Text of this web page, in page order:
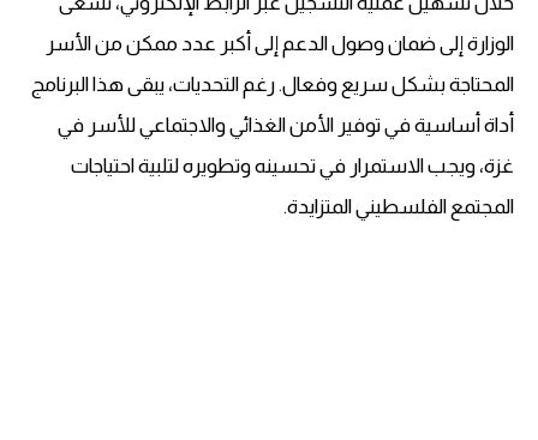
الوزارة إلى ضمان وصول الدعم إلى أكبر عدد ممكن من الأسر
المحتاجة بشكل سريع وفعال. رغم التحديات، يبقى هذا البرنامج
أداة أساسية في توفير الأمن الغذائي والاجتماعي للأسر في
غزة، ويجب الاستمرار في تحسينه وتطويره لتلبية احتياجات
المجتمع الفلسطيني المتزايدة.